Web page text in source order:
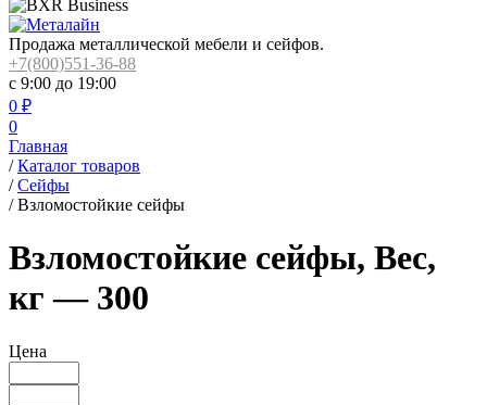
Продажа металлической мебели и сейфов.
+7(800)551-36-88
с 9:00 до 19:00
0 ₽
0
Главная
/ Каталог товаров
/ Сейфы
/ Взломостойкие сейфы
Взломостойкие сейфы, Вес,
кг — 300
Цена